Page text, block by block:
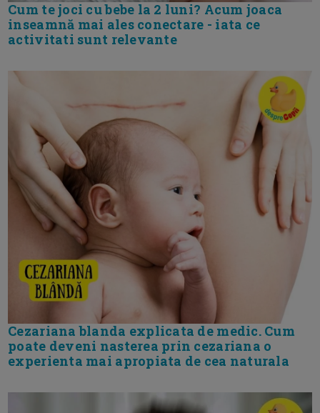
Cum te joci cu bebe la 2 luni? Acum joaca
inseamnă mai ales conectare - iata ce
activitati sunt relevante
Cezariana blanda explicata de medic. Cum
poate deveni nasterea prin cezariana o
experienta mai apropiata de cea naturala